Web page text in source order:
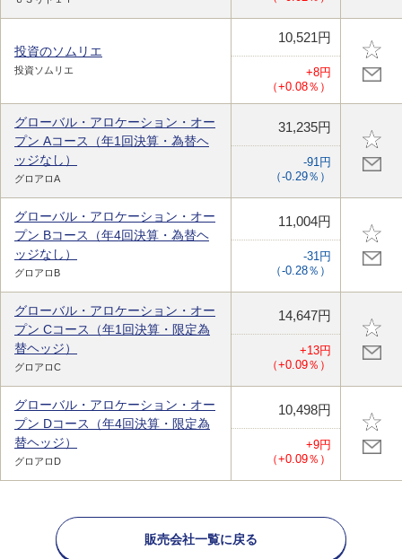
投資のソムリエ
投資ソムリエ
10,521円
+8円
（+0.08％）
グローバル・アロケーション・オー
プン Aコース（年1回決算・為替ヘ
ッジなし）
グロアロA
31,235円
-91円
（-0.29％）
グローバル・アロケーション・オー
プン Bコース（年4回決算・為替ヘ
ッジなし）
グロアロB
11,004円
-31円
（-0.28％）
グローバル・アロケーション・オー
プン Cコース（年1回決算・限定為
替ヘッジ）
グロアロC
14,647円
+13円
（+0.09％）
グローバル・アロケーション・オー
プン Dコース（年4回決算・限定為
替ヘッジ）
グロアロD
10,498円
+9円
（+0.09％）
販売会社一覧に戻る